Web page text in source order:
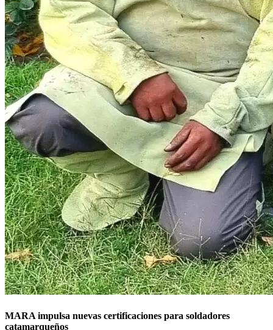
MARA impulsa nuevas certificaciones para soldadores
catamarqueños